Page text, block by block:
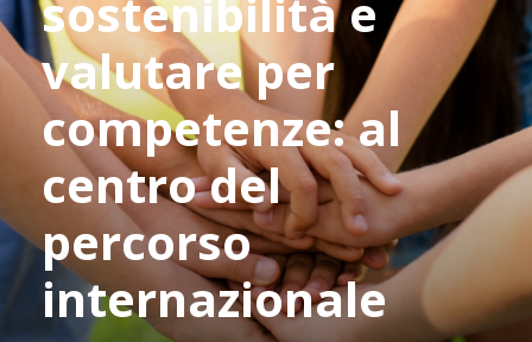
sostenibilità e
valutare per
competenze: al
centro del
percorso
internazionale